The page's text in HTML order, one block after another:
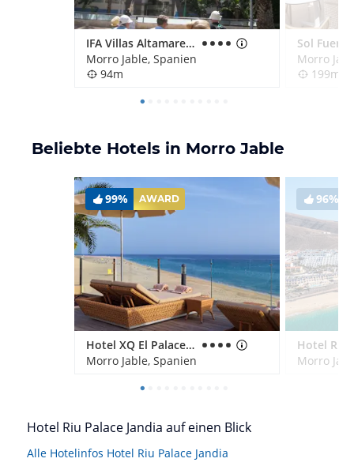
IFA Villas Altamarena
Morro Jable, Spanien
94m
Morro
199m
Beliebte Hotels in Morro Jable
99% AWARD
Hotel XQ El Palacete
Morro Jable, Spanien
96%
Morro
Hotel Riu Palace Jandia auf einen Blick
Alle Hotelinfos Hotel Riu Palace Jandia